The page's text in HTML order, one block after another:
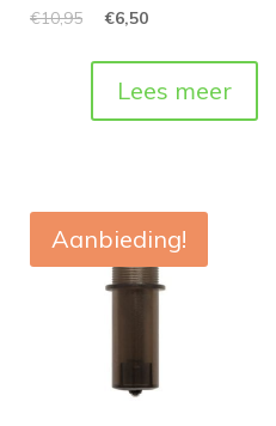
€10,95 €6,50
Lees meer
Aanbieding!